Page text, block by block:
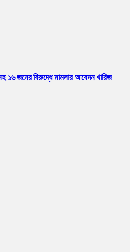
১৬ জনের বিরুদ্ধে মামলার আবেদন খারিজ